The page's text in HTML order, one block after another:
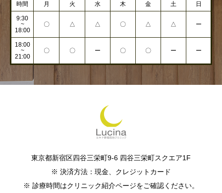
時間 月 火 水 木 金 土 日
9:30
~
18:00
〇 △ △ 〇 △ △ ー
18:00
~
21:00
〇 〇 ー 〇 〇 ー ー
東京都新宿区四谷三栄町9-6 四谷三栄町スクエア1F
※ 決済方法：現金、クレジットカード
※ 診療時間はクリニック紹介ページをご確認ください。